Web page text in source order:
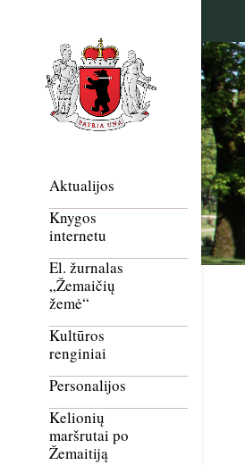
Aktualijos
Knygos
internetu
El. žurnalas
„Žemaičių
žemė“
Kultūros
renginiai
Personalijos
Kelionių
maršrutai po
Žemaitiją